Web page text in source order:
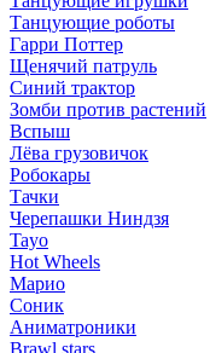
Танцующие роботы
Гарри Поттер
Щенячий патруль
Синий трактор
Зомби против растений
Вспыш
Лёва грузовичок
Робокары
Тачки
Черепашки Ниндзя
Tayo
Hot Wheels
Марио
Соник
Аниматроники
Brawl stars